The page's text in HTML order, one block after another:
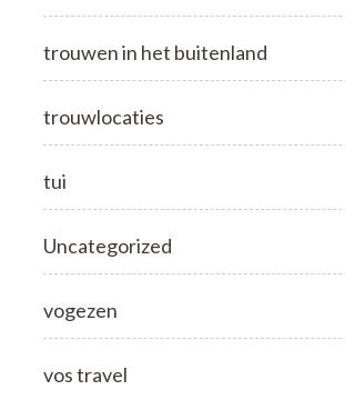
trouwen in het buitenland
trouwlocaties
tui
Uncategorized
vogezen
vos travel